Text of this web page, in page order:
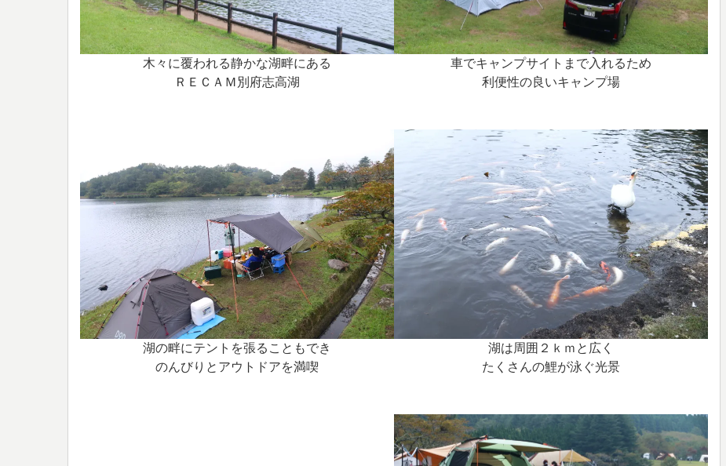
木々に覆われる静かな湖畔にある
ＲＥＣＡＭ別府志高湖
車でキャンプサイトまで入れるため
利便性の良いキャンプ場
湖の畔にテントを張ることもでき
のんびりとアウトドアを満喫
湖は周囲２ｋｍと広く
たくさんの鯉が泳ぐ光景